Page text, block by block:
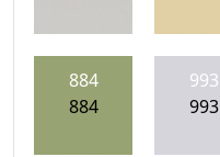
884
884
993
993